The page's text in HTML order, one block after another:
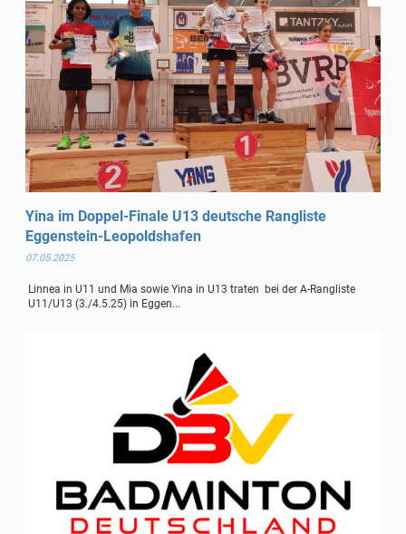
Yina im Doppel-Finale U13 deutsche Rangliste
Eggenstein-Leopoldshafen
07.05.2025
Linnea in U11 und Mia sowie Yina in U13 traten bei der A-Rangliste
U11/U13 (3./4.5.25) in Eggen...